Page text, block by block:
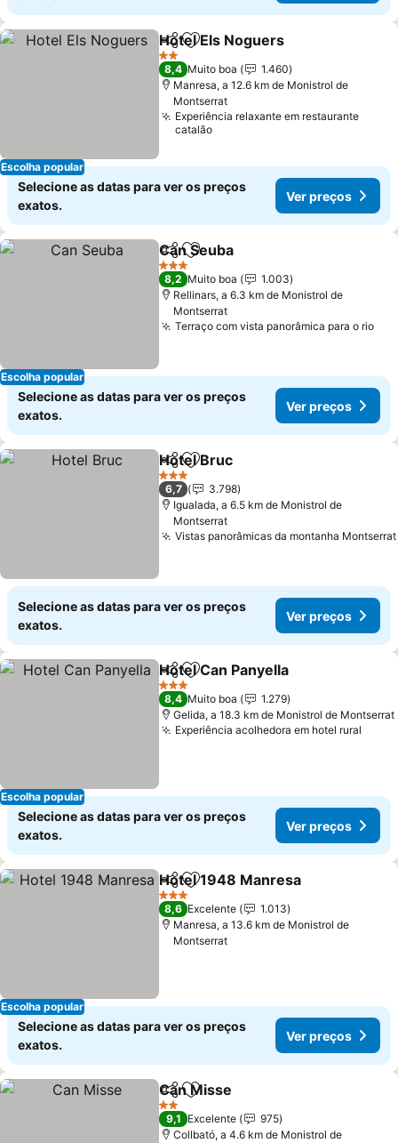
Escolha popular
PartilharAdicionar aos favoritos
Hotel Els Noguers
2 Estrelas
8,4 Muito boa
1.460
Manresa, a 12.6 km de Monistrol de
Montserrat
Experiência relaxante em restaurante
catalão
Selecione as datas para ver os preços
exatos.
Ver preços
Escolha popular
PartilharAdicionar aos favoritos
Can Seuba
3 Estrelas
8,2 Muito boa
1.003
Rellinars, a 6.3 km de Monistrol de
Montserrat
Terraço com vista panorâmica para o rio
Selecione as datas para ver os preços
exatos.
Ver preços
PartilharAdicionar aos favoritos
Hotel Bruc
3 Estrelas
6,7
3.798
Igualada, a 6.5 km de Monistrol de
Montserrat
Vistas panorâmicas da montanha Montserrat
Selecione as datas para ver os preços
exatos.
Ver preços
Escolha popular
PartilharAdicionar aos favoritos
Hotel Can Panyella
3 Estrelas
8,4 Muito boa
1.279
Gelida, a 18.3 km de Monistrol de Montserrat
Experiência acolhedora em hotel rural
Selecione as datas para ver os preços
exatos.
Ver preços
Escolha popular
PartilharAdicionar aos favoritos
Hotel 1948 Manresa
3 Estrelas
8,6 Excelente
1.013
Manresa, a 13.6 km de Monistrol de
Montserrat
Selecione as datas para ver os preços
exatos.
Ver preços
PartilharAdicionar aos favoritos
Can Misse
2 Estrelas
9,1 Excelente
975
Collbató, a 4.6 km de Monistrol de